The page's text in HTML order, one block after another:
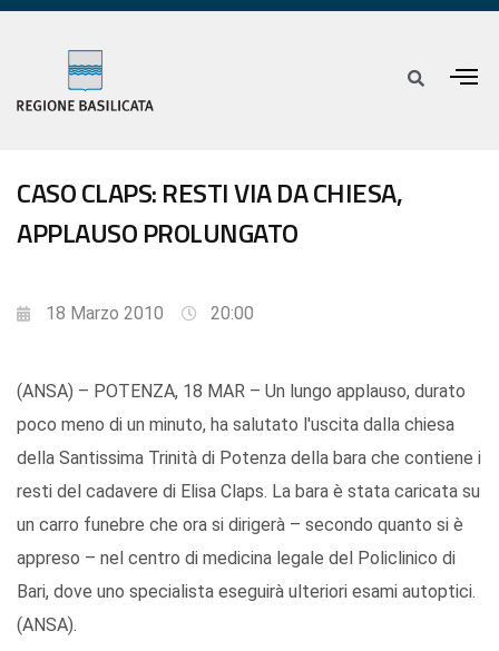
CASO CLAPS: RESTI VIA DA CHIESA,
APPLAUSO PROLUNGATO
18 Marzo 2010 20:00
(ANSA) – POTENZA, 18 MAR – Un lungo applauso, durato
poco meno di un minuto, ha salutato l'uscita dalla chiesa
della Santissima Trinità di Potenza della bara che contiene i
resti del cadavere di Elisa Claps. La bara è stata caricata su
un carro funebre che ora si dirigerà – secondo quanto si è
appreso – nel centro di medicina legale del Policlinico di
Bari, dove uno specialista eseguirà ulteriori esami autoptici.
(ANSA).